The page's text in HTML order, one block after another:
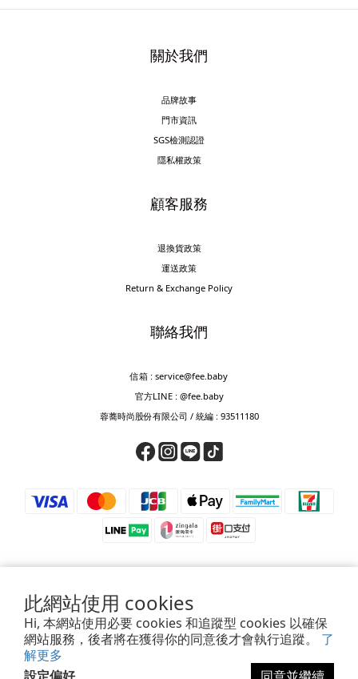
此網站使用 cookies
Hi, 本網站使用必要 cookies 和追蹤型 cookies 以確保
網站服務，後者將在獲得你的同意後才會執行追蹤。 了
解更多
關於我們
品牌故事
門市資訊
SGS檢測認證
隱私權政策
顧客服務
退換貨政策
運送政策
Return & Exchange Policy
聯絡我們
信箱 : service@fee.baby
官方LINE : @fee.baby
蓉蕎時尚股份有限公司 / 統編 : 93511180
⚠️ 防詐騙提醒 ⚠️
若接獲來電要求匯款、轉帳、儲值或提供驗證碼，皆為詐騙，請立即掛斷。
如對訂單、付款或帳號有疑慮，請透過官方客服確認，或撥打165查證。